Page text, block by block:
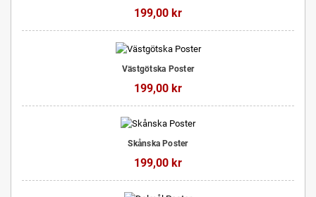
199,00 kr
Västgötska Poster
199,00 kr
Skånska Poster
199,00 kr